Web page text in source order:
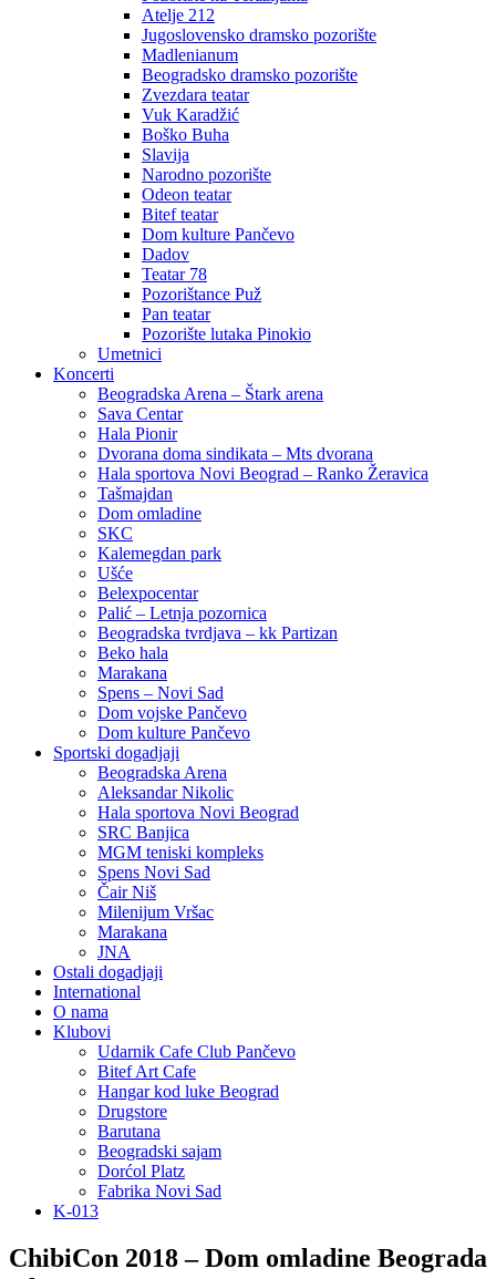
Atelje 212
Jugoslovensko dramsko pozorište
Madlenianum
Beogradsko dramsko pozorište
Zvezdara teatar
Vuk Karadžić
Boško Buha
Slavija
Narodno pozorište
Odeon teatar
Bitef teatar
Dom kulture Pančevo
Dadov
Teatar 78
Pozorištance Puž
Pan teatar
Pozorište lutaka Pinokio
Umetnici
Koncerti
Beogradska Arena – Štark arena
Sava Centar
Hala Pionir
Dvorana doma sindikata – Mts dvorana
Hala sportova Novi Beograd – Ranko Žeravica
Tašmajdan
Dom omladine
SKC
Kalemegdan park
Ušće
Belexpocentar
Palić – Letnja pozornica
Beogradska tvrdjava – kk Partizan
Beko hala
Marakana
Spens – Novi Sad
Dom vojske Pančevo
Dom kulture Pančevo
Sportski dogadjaji
Beogradska Arena
Aleksandar Nikolic
Hala sportova Novi Beograd
SRC Banjica
MGM teniski kompleks
Spens Novi Sad
Čair Niš
Milenijum Vršac
Marakana
JNA
Ostali dogadjaji
International
O nama
Klubovi
Udarnik Cafe Club Pančevo
Bitef Art Cafe
Hangar kod luke Beograd
Drugstore
Barutana
Beogradski sajam
Dorćol Platz
Fabrika Novi Sad
K-013
ChibiCon 2018 – Dom omladine Beograda